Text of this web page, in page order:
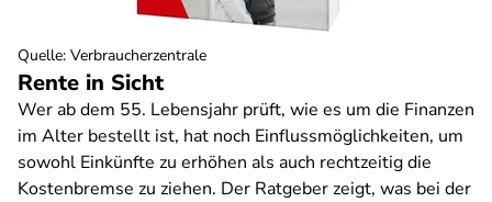
Rente in Sicht
Wer ab dem 55. Lebensjahr prüft, wie es um die Finanzen
im Alter bestellt ist, hat noch Einflussmöglichkeiten, um
sowohl Einkünfte zu erhöhen als auch rechtzeitig die
Kostenbremse zu ziehen. Der Ratgeber zeigt, was bei der
Quelle: Verbraucherzentrale